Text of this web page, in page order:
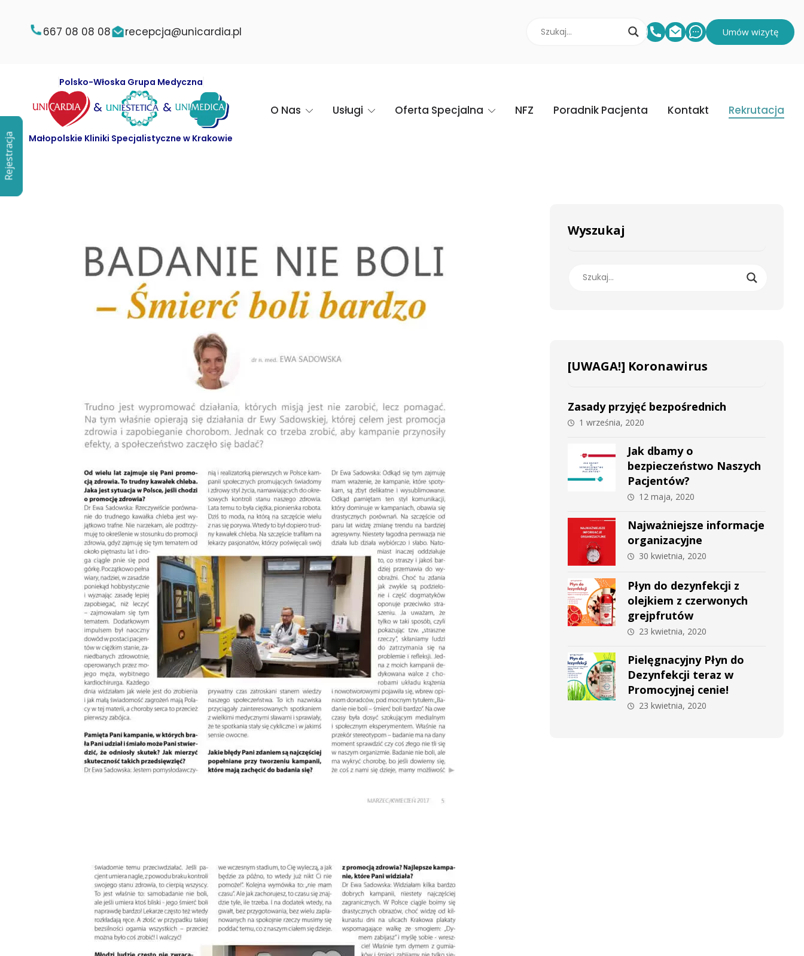
Rejestracja
667 08 08 08 recepcja@unicardia.pl Umów wizytę
Polsko-Włoska Grupa Medyczna
& &
Małopolskie Kliniki Specjalistyczne w Krakowie
O Nas Usługi Oferta Specjalna NFZ Poradnik Pacjenta Kontakt Rekrutacja
Wyszukaj
[UWAGA!] Koronawirus
Zasady przyjęć bezpośrednich
1 września, 2020
Jak dbamy o
bezpieczeństwo Naszych
Pacjentów?
12 maja, 2020
Najważniejsze informacje
organizacyjne
30 kwietnia, 2020
Płyn do dezynfekcji z
olejkiem z czerwonych
grejpfrutów
23 kwietnia, 2020
Pielęgnacyjny Płyn do
Dezynfekcji teraz w
Promocyjnej cenie!
23 kwietnia, 2020
Rejestracja